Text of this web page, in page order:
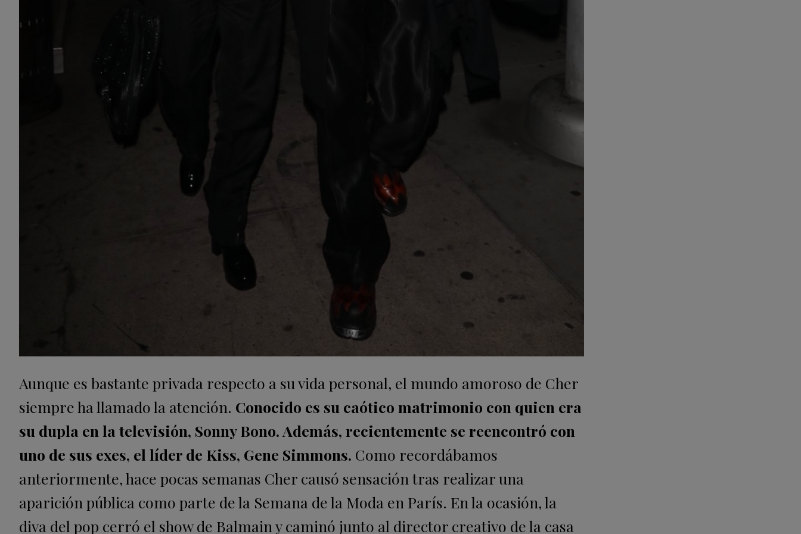
Aunque es bastante privada respecto a su vida personal, el mundo amoroso de Cher
siempre ha llamado la atención. Conocido es su caótico matrimonio con quien era
su dupla en la televisión, Sonny Bono. Además, recientemente se reencontró con
uno de sus exes, el líder de Kiss, Gene Simmons. Como recordábamos
anteriormente, hace pocas semanas Cher causó sensación tras realizar una
aparición pública como parte de la Semana de la Moda en París. En la ocasión, la
diva del pop cerró el show de Balmain y caminó junto al director creativo de la casa